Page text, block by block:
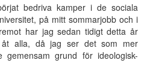
bedriva kamper i de sociala
på mitt sommarjobb och i
har jag sedan tidigt detta år
alla, då jag ser det som mer
grund för ideologisk-